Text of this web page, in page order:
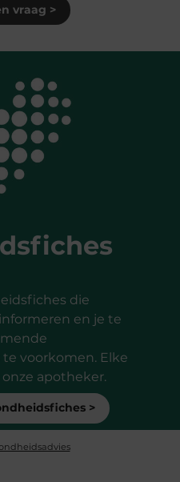
vraag >
die
en je te
voorkomen. Elke
apotheker.
>